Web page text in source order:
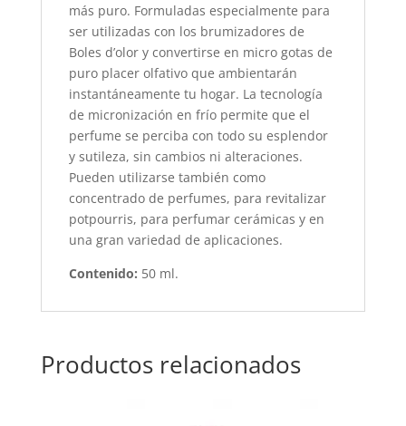
más puro. Formuladas especialmente para
ser utilizadas con los brumizadores de
Boles d’olor y convertirse en micro gotas de
puro placer olfativo que ambientarán
instantáneamente tu hogar. La tecnología
de micronización en frío permite que el
perfume se perciba con todo su esplendor
y sutileza, sin cambios ni alteraciones.
Pueden utilizarse también como
concentrado de perfumes, para revitalizar
potpourris, para perfumar cerámicas y en
una gran variedad de aplicaciones.
Contenido: 50 ml.
Productos relacionados